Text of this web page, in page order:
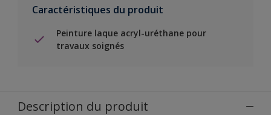
Caractéristiques du produit
Peinture laque acryl-uréthane pour
travaux soignés
Description du produit